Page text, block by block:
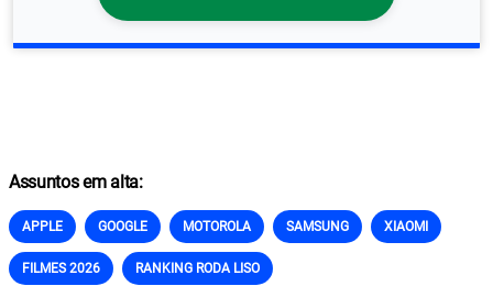
Assuntos em alta:
APPLE GOOGLE MOTOROLA SAMSUNG XIAOMI
FILMES 2026 RANKING RODA LISO